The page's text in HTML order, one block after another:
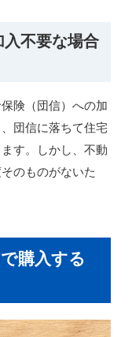
不要な場合
険（団信）への加
団信に落ちて住宅
す。しかし、不動
のものがないた
購入する